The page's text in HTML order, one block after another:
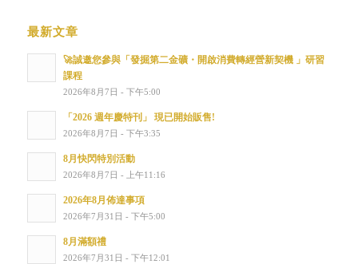
最新文章
🚀誠邀您參與「發掘第二金礦・開啟消費轉經營新契機 」研習
課程
2026年8月7日 - 下午5:00
「2026 週年慶特刊」 現已開始販售!
2026年8月7日 - 下午3:35
8月快閃特別活動
2026年8月7日 - 上午11:16
2026年8月佈達事項
2026年7月31日 - 下午5:00
8月滿額禮
2026年7月31日 - 下午12:01